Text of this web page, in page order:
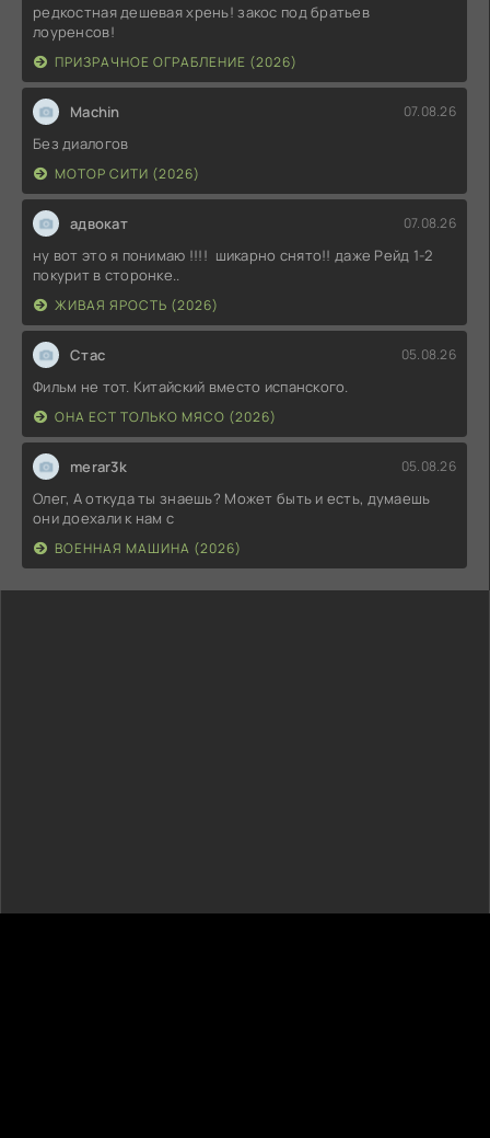
редкостная дешевая хрень! закос под братьев
лоуренсов!
ПРИЗРАЧНОЕ ОГРАБЛЕНИЕ (2026)
Machin 07.08.26
Без диалогов
МОТОР СИТИ (2026)
адвокат 07.08.26
ну вот это я понимаю !!!! шикарно снято!! даже Рейд 1-2
покурит в сторонке..
ЖИВАЯ ЯРОСТЬ (2026)
Стас 05.08.26
Фильм не тот. Китайский вместо испанского.
ОНА ЕСТ ТОЛЬКО МЯСО (2026)
merar3k 05.08.26
Олег, А откуда ты знаешь? Может быть и есть, думаешь
они доехали к нам с
ВОЕННАЯ МАШИНА (2026)